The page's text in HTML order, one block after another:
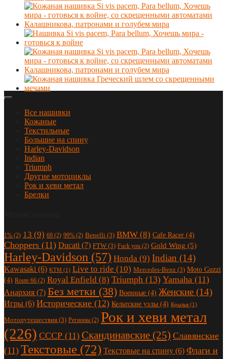
Все нашивки
Кожаные
Текстильные
Большие на спину
Harley-Davidson
Indian
Triumph
Другие мотоциклы
Рок и хеви метал
Брелки
1% (2) 13 (9) 69 (2) 99% (2) Benelli (3) BMW (8) Cafe Racer (4)
Choppers (11) Ducati (7) FTW (3) Fuck you (2) Gold Wing (5)
Harley-Davidson (57) Honda (9) Indian (14)
Kawasaki (6) KTM (1) Live to ride (10) Mercedes-Benz (3) Moto Guzzi
(4) Route 66 (2) Royal Enfield (8) Triumph (13) Yamaha (11)
Анархия (7) Без метки (38) Военные (4) Женские (14)
Игры (6) Исторические (12) Кельтские узлы (4) Крылья (1)
Мотопутешествия (3) Регионы (2) Рок и хеви метал
(226) СССР (11) Скандинавские (25) Славянские
(11) Текстовые (72) Текстовые на спину (6) Флаги и